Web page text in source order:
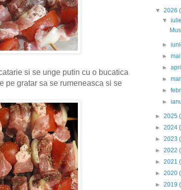
si se unge putin cu o bucatica
pe gratar sa se rumeneasca si se
▼ 2026
▼
►
►
►
►
►
►
► 2025
► 2024
► 2023
► 2022
► 2021
► 2020
► 2019